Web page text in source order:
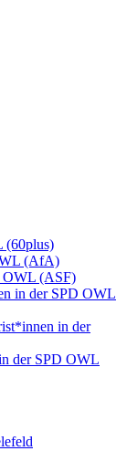
(60plus)
(AfA)
OWL (ASF)
in der SPD OWL
in der
der SPD OWL